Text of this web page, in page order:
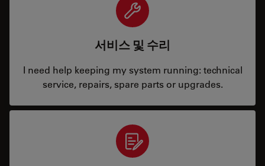
서비스 및 수리
I need help keeping my system running: technical
service, repairs, spare parts or upgrades.